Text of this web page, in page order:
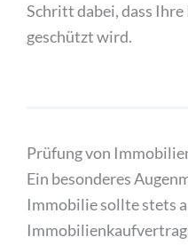
Schritt dabei, dass
geschützt wird.
Prüfung von
Ein besonderes
Immobilie sollte stets